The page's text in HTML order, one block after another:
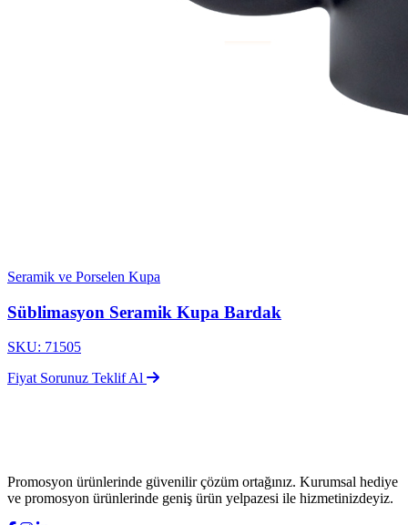
Seramik ve Porselen Kupa
Süblimasyon Seramik Kupa Bardak
SKU: 71505
Fiyat Sorunuz Teklif Al
Promosyon ürünlerinde güvenilir çözüm ortağınız. Kurumsal hediye
ve promosyon ürünlerinde geniş ürün yelpazesi ile hizmetinizdeyiz.